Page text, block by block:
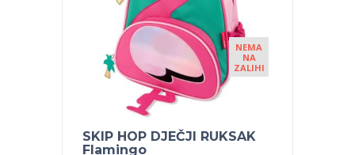
NEMA
NA
ZALIHI
SKIP HOP DJEČJI RUKSAK
Flamingo